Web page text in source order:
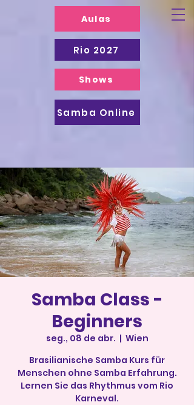
Aulas
Samba Online
Shows
Rio 2027
Samba Class -
Beginners
seg., 08 de abr.
  |
Wien
Brasilianische Samba Kurs für
Menschen ohne Samba Erfahrung.
Lernen Sie das Rhythmus vom Rio
Karneval.